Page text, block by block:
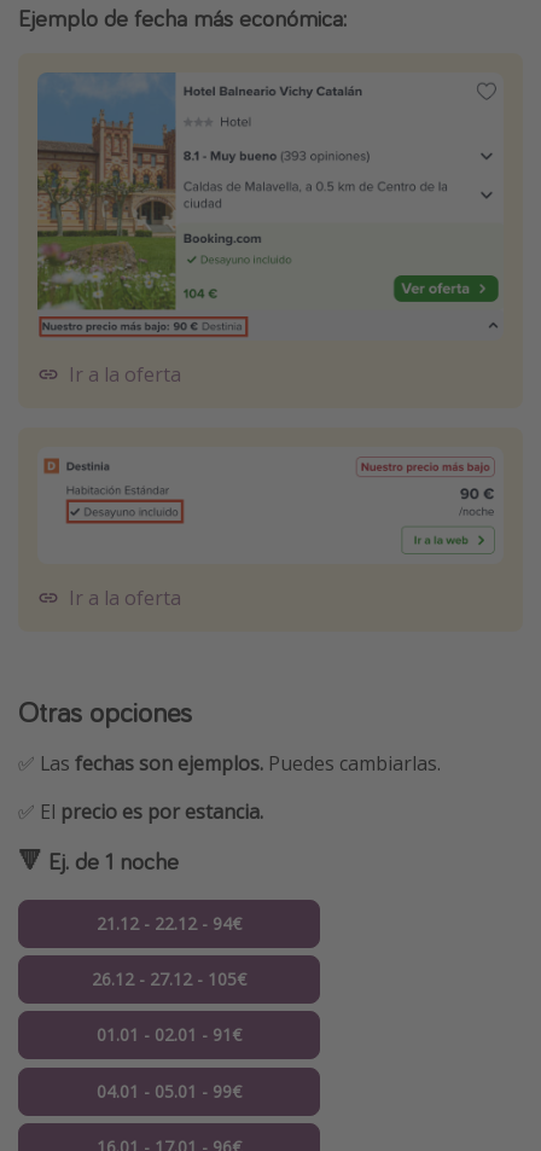
Ejemplo de fecha más económica:
Ir a la oferta
Ir a la oferta
Otras opciones
✅ Las fechas son ejemplos. Puedes cambiarlas.
✅ El precio es por estancia.
🔻 Ej. de 1 noche
21.12 - 22.12 - 94€
26.12 - 27.12 - 105€
01.01 - 02.01 - 91€
04.01 - 05.01 - 99€